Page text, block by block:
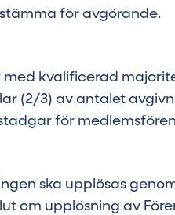
för avgörande.
med kvalificerad
(2/3) av antalet
för
ska upplösas
om upplösning av